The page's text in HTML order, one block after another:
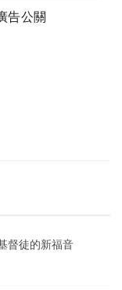
告公關
督徒的新福音